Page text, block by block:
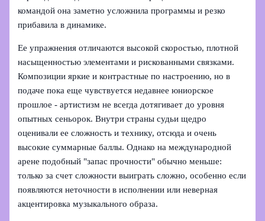
командой она заметно усложнила программы и резко
прибавила в динамике.
Ее упражнения отличаются высокой скоростью, плотной
насыщенностью элементами и рискованными связками.
Композиции яркие и контрастные по настроению, но в
подаче пока еще чувствуется недавнее юниорское
прошлое - артистизм не всегда дотягивает до уровня
опытных сеньорок. Внутри страны судьи щедро
оценивали ее сложность и технику, отсюда и очень
высокие суммарные баллы. Однако на международной
арене подобный "запас прочности" обычно меньше:
только за счет сложности выиграть сложно, особенно если
появляются неточности в исполнении или неверная
акцентировка музыкального образа.